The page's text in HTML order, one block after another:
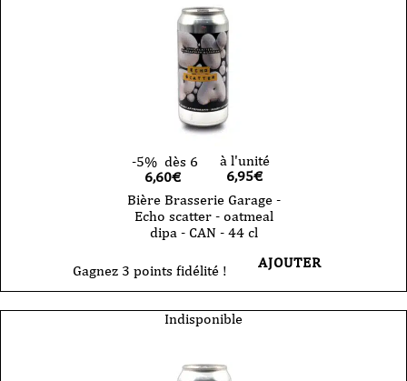
-5% dès 6
6,60€
à l'unité
6,95€
Bière Brasserie Garage -
Echo scatter - oatmeal
dipa - CAN - 44 cl
Gagnez 3 points fidélité ! AJOUTER
Indisponible